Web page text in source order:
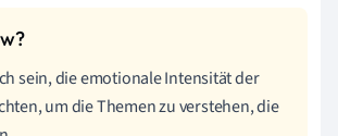
sein, die emotionale Intensität der
um die Themen zu verstehen, die